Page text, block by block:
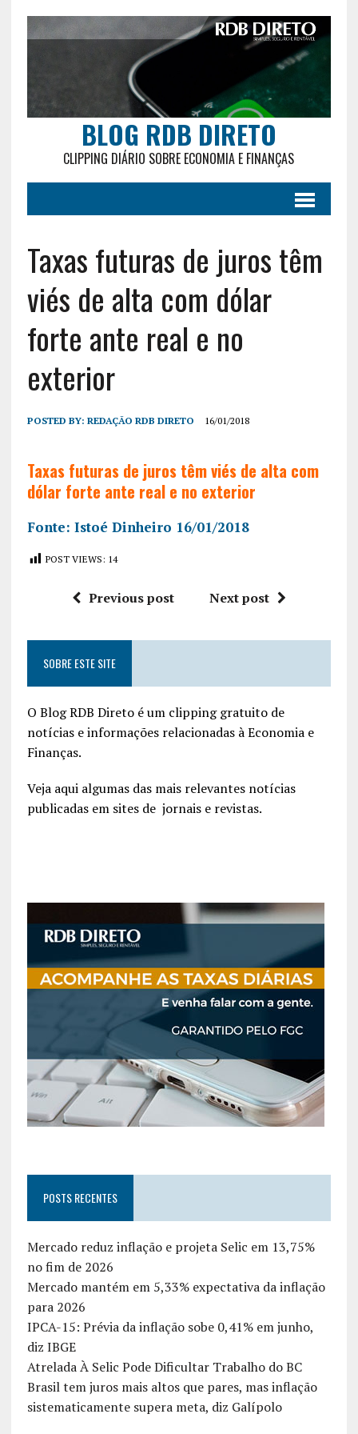
BLOG RDB DIRETO
CLIPPING DIÁRIO SOBRE ECONOMIA E FINANÇAS
Taxas futuras de juros têm
viés de alta com dólar
forte ante real e no
exterior
POSTED BY: REDAÇÃO RDB DIRETO 16/01/2018
Taxas futuras de juros têm viés de alta com
dólar forte ante real e no exterior
Fonte: Istoé Dinheiro 16/01/2018
POST VIEWS: 14
Previous post Next post
SOBRE ESTE SITE
O Blog RDB Direto é um clipping gratuito de
notícias e informações relacionadas à Economia e
Finanças.
Veja aqui algumas das mais relevantes notícias
publicadas em sites de jornais e revistas.
POSTS RECENTES
Mercado reduz inflação e projeta Selic em 13,75%
no fim de 2026
Mercado mantém em 5,33% expectativa da inflação
para 2026
IPCA-15: Prévia da inflação sobe 0,41% em junho,
diz IBGE
Atrelada À Selic Pode Dificultar Trabalho do BC
Brasil tem juros mais altos que pares, mas inflação
sistematicamente supera meta, diz Galípolo